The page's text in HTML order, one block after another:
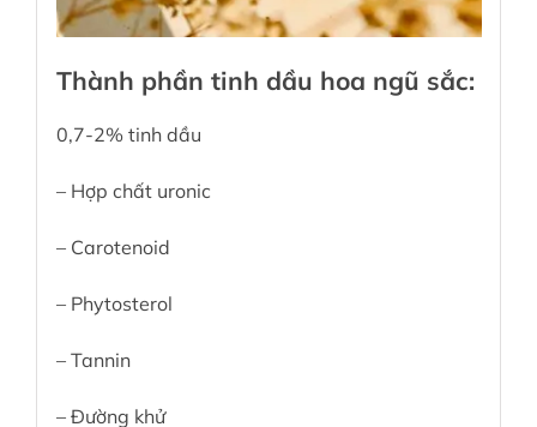
Thành phần tinh dầu hoa ngũ sắc:
0,7-2% tinh dầu
– Hợp chất uronic
– Carotenoid
– Phytosterol
– Tannin
– Đường khử